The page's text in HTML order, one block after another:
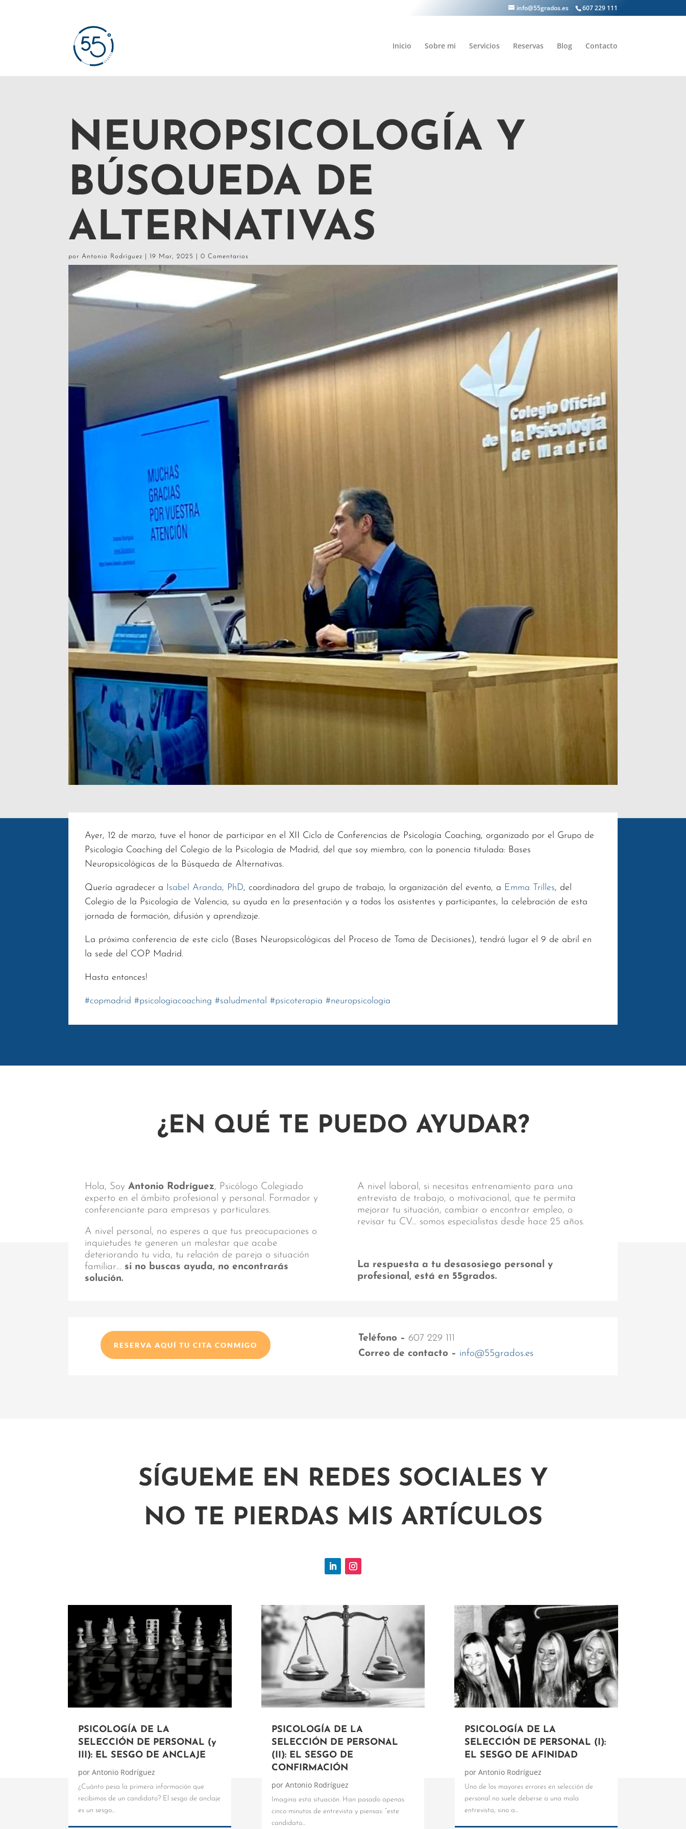
607 229 111
info@55grados.es
Inicio Sobre mi Servicios Reservas Blog Contacto
NEUROPSICOLOGÍA Y
BÚSQUEDA DE
ALTERNATIVAS
porAntonio Rodríguez |19 Mar, 2025 |0 Comentarios
Ayer, 12 de marzo, tuve el honor de participar en el XII Ciclo de Conferencias de Psicología Coaching, organizado por el Grupo de
Psicología Coaching del Colegio de la Psicología de Madrid, del que soy miembro, con la ponencia titulada: Bases
Neuropsicológicas de la Búsqueda de Alternativas.
Quería agradecer a Isabel Aranda, PhD, coordinadora del grupo de trabajo, la organización del evento, a Emma Trilles, del
Colegio de la Psicología de Valencia, su ayuda en la presentación y a todos los asistentes y participantes, la celebración de esta
jornada de formación, difusión y aprendizaje.
La próxima conferencia de este ciclo (Bases Neuropsicológicas del Proceso de Toma de Decisiones), tendrá lugar el 9 de abril en
la sede del COP Madrid.
Hasta entonces!
#copmadrid #psicologiacoaching #saludmental #psicoterapia #neuropsicologia
¿EN QUÉ TE PUEDO AYUDAR?
Hola, SoyAntonio Rodríguez, Psicólogo Colegiado
experto en el ámbito profesional y personal. Formador y
conferenciante para empresas y particulares.
A nivel personal, no esperes a que tus preocupaciones o
inquietudes te generen un malestar que acabe
deteriorando tu vida, tu relación de pareja o situación
familiar… si no buscas ayuda, no encontrarás
solución.
A nivel laboral, si necesitas entrenamiento para una
entrevista de trabajo, o motivacional, que te permita
mejorar tu situación, cambiar o encontrar empleo, o
revisar tu CV… somos especialistas desde hace 25 años.
La respuesta a tu desasosiego personal y
profesional, está en 55grados.
RESERVA AQUÍ TU CITA CONMIGO
Teléfono – 607 229 111
Correo de contacto – info@55grados.es
SÍGUEME EN REDES SOCIALES Y
NO TE PIERDAS MIS ARTÍCULOS
PSICOLOGÍA DE LA
SELECCIÓN DE PERSONAL (y
III): EL SESGO DE ANCLAJE
porAntonio Rodríguez
¿Cuánto pesa la primera información que
recibimos de un candidato? El sesgo de anclaje
es un sesgo...
PSICOLOGÍA DE LA
SELECCIÓN DE PERSONAL
(II): EL SESGO DE
CONFIRMACIÓN
por Antonio Rodríguez
Imagina esta situación. Han pasado apenas
cinco minutos de entrevista y piensas: “este
candidato...
PSICOLOGÍA DE LA
SELECCIÓN DE PERSONAL (I):
EL SESGO DE AFINIDAD
por Antonio Rodríguez
Uno de los mayores errores en selección de
personal no suele deberse a una mala
entrevista, sino a...